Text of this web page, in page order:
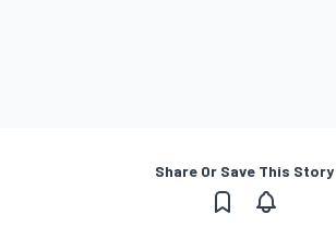
Share Or Save This Story